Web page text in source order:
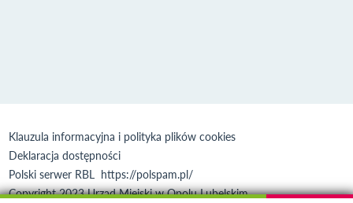
Klauzula informacyjna i polityka plików cookies
Deklaracja dostępności
Polski serwer RBL https://polspam.pl/
Copyright 2023 Urząd Miejski w Opolu Lubelskim